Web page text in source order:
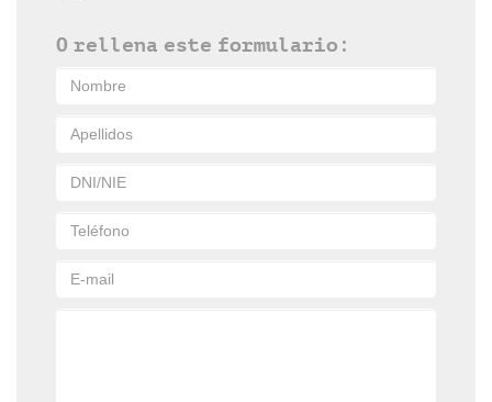
O rellena este formulario: